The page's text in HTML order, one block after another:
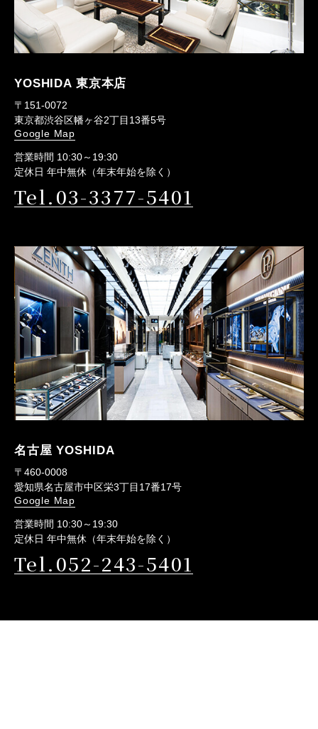
YOSHIDA 東京本店
〒151-0072
東京都渋谷区幡ヶ谷2丁目13番5号
Google Map
営業時間 10:30～19:30
定休日 年中無休（年末年始を除く）
Tel.03-3377-5401
名古屋 YOSHIDA
〒460-0008
愛知県名古屋市中区栄3丁目17番17号
Google Map
営業時間 10:30～19:30
定休日 年中無休（年末年始を除く）
Tel.052-243-5401